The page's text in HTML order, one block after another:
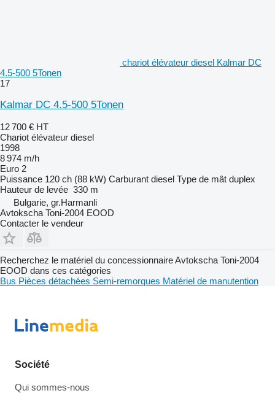
chariot élévateur diesel Kalmar DC
4.5-500 5Tonen
17
Kalmar DC 4.5-500 5Tonen
12 700 € HT
Chariot élévateur diesel
1998
8 974 m/h
Euro 2
Puissance 120 ch (88 kW) Carburant diesel Type de mât duplex
Hauteur de levée 330 m
Bulgarie, gr.Harmanli
Avtokscha Toni-2004 EOOD
Contacter le vendeur
Recherchez le matériel du concessionnaire Avtokscha Toni-2004
EOOD dans ces catégories
Bus Pièces détachées Semi-remorques Matériel de manutention
Société
Qui sommes-nous